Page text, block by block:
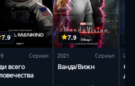
7.9
Сериал
всего
7.9
2021 Сериал
Ванда/Вижн
2016